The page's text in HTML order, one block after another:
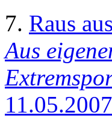
7. Raus
Aus
11.05.2007